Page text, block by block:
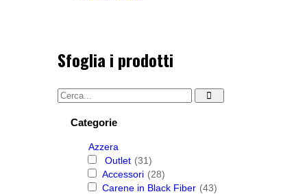
Sfoglia i prodotti
Categorie
Azzera
Outlet (31)
Accessori (28)
Carene in Black Fiber (43)